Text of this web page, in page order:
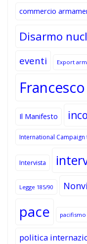
commercio
Disarmo
eventi Export
Il Manifesto
International
Intervista
Legge 185/90
pace pacifismo
politica